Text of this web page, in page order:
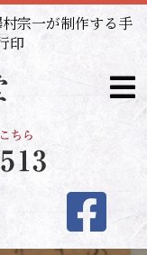
宗一が制作する手
印